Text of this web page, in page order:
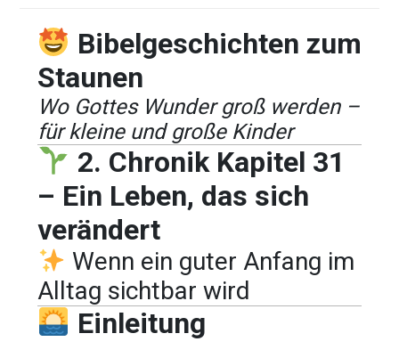
Bibelgeschichten zum
Staunen
Wo Gottes Wunder groß werden –
für kleine und große Kinder
2. Chronik Kapitel 31
– Ein Leben, das sich
verändert
Wenn ein guter Anfang im
Alltag sichtbar wird
Einleitung